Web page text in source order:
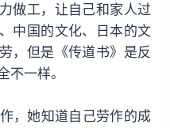
做工，让自己和家人过
中国的文化、日本的文
，但是《传道书》是反
不一样。
，她知道自己劳作的成